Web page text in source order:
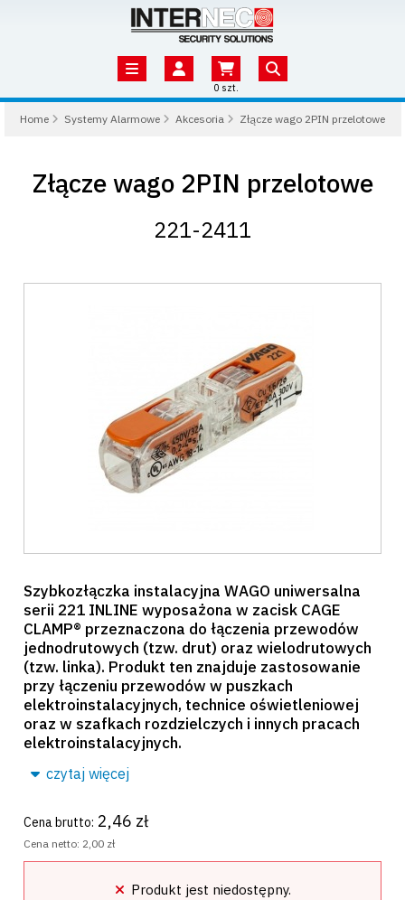
0 szt.
Home Systemy Alarmowe Akcesoria Złącze wago 2PIN przelotowe
Złącze wago 2PIN przelotowe
221-2411
Szybkozłączka instalacyjna WAGO uniwersalna
serii 221 INLINE wyposażona w zacisk CAGE
CLAMP® przeznaczona do łączenia przewodów
jednodrutowych (tzw. drut) oraz wielodrutowych
(tzw. linka). Produkt ten znajduje zastosowanie
przy łączeniu przewodów w puszkach
elektroinstalacyjnych, technice oświetleniowej
oraz w szafkach rozdzielczych i innych pracach
elektroinstalacyjnych.
czytaj więcej
Cena brutto: 2,46 zł
Cena netto: 2,00 zł
Produkt jest niedostępny.